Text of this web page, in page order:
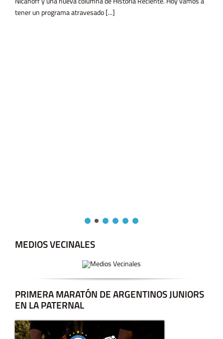
atravesado [...]
MEDIOS VECINALES
PRIMERA MARATÓN DE ARGENTINOS JUNIORS
EN LA PATERNAL